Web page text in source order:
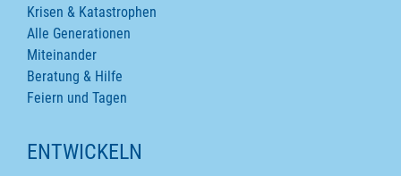
Krisen & Katastrophen
Alle Generationen
Miteinander
Beratung & Hilfe
Feiern und Tagen
ENTWICKELN